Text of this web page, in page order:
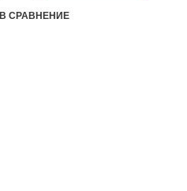
В СРАВНЕНИЕ